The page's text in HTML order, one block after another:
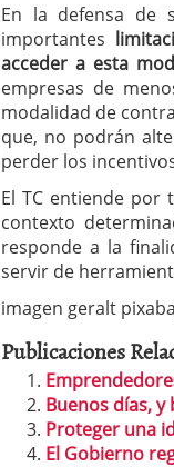
En la defensa de
importantes
acceder a esta
empresas de
modalidad de
que, no podrán
perder los
El TC entiende
contexto
responde a la
servir de
imagen geralt
Publicaciones
Buenos días,
Proteger una
El Gobierno